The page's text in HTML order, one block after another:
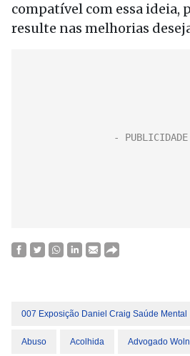
compatível com essa ideia,
resulte nas melhorias
007 Exposição Daniel Craig Saúde Mental
Abuso Acolhida Advogado